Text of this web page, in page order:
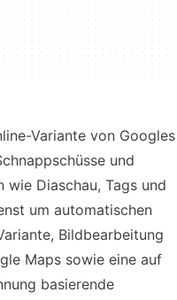
Variante von Googles
und
wie Diaschau, Tags und
um automatischen
Bildbearbeitung
Maps sowie eine auf
basierende